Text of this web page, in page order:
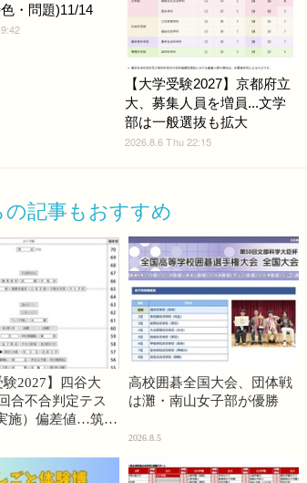
・問題)11/14
【大学受験2027】京都府立
大、募集人員を増員...文学
部は一般選抜も拡大
2026.8.6 Thu 22:15
の記事もおすすめ
験2027】四谷大
合不合判定テス
施）偏差値…筑駒
＜PR＞
高校囲碁全国大会、団体戦
は灘・南山女子部が優勝
2026.8.5